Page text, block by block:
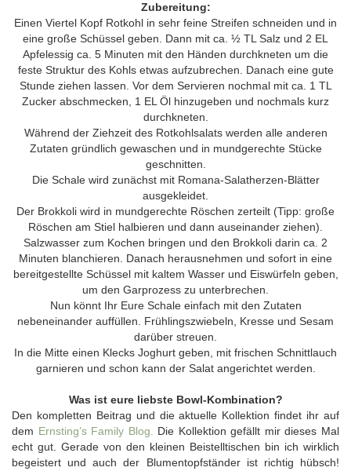
Zubereitung:
Einen Viertel Kopf Rotkohl in sehr feine Streifen schneiden und in
eine große Schüssel geben. Dann mit ca. ½ TL Salz und 2 EL
Apfelessig ca. 5 Minuten mit den Händen durchkneten um die
feste Struktur des Kohls etwas aufzubrechen. Danach eine gute
Stunde ziehen lassen. Vor dem Servieren nochmal mit ca. 1 TL
Zucker abschmecken, 1 EL Öl hinzugeben und nochmals kurz
durchkneten.
Während der Ziehzeit des Rotkohlsalats werden alle anderen
Zutaten gründlich gewaschen und in mundgerechte Stücke
geschnitten.
Die Schale wird zunächst mit Romana-Salatherzen-Blätter
ausgekleidet.
Der Brokkoli wird in mundgerechte Röschen zerteilt (Tipp: große
Röschen am Stiel halbieren und dann auseinander ziehen).
Salzwasser zum Kochen bringen und den Brokkoli darin ca. 2
Minuten blanchieren. Danach herausnehmen und sofort in eine
bereitgestellte Schüssel mit kaltem Wasser und Eiswürfeln geben,
um den Garprozess zu unterbrechen.
Nun könnt Ihr Eure Schale einfach mit den Zutaten
nebeneinander auffüllen. Frühlingszwiebeln, Kresse und Sesam
darüber streuen.
In die Mitte einen Klecks Joghurt geben, mit frischen Schnittlauch
garnieren und schon kann der Salat angerichtet werden.
Was ist eure liebste Bowl-Kombination?
Den kompletten Beitrag und die aktuelle Kollektion findet ihr auf
dem Ernsting’s Family Blog.
Die Kollektion gefällt mir dieses Mal
echt gut. Gerade von den kleinen Beistelltischen bin ich wirklich
begeistert und auch der Blumentopfständer ist richtig hübsch!